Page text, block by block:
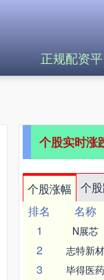
正规配资
个股实时涨
个股涨幅 个
排名
名称
1
N展芯
2 志特新材
3 毕得医药